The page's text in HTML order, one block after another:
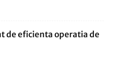
de eficienta operatia de